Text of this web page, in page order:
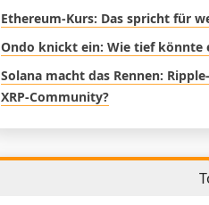
Ethereum-Kurs: Das spricht für
Ondo knickt ein: Wie tief könnte
Solana macht das Rennen:
XRP-Community?